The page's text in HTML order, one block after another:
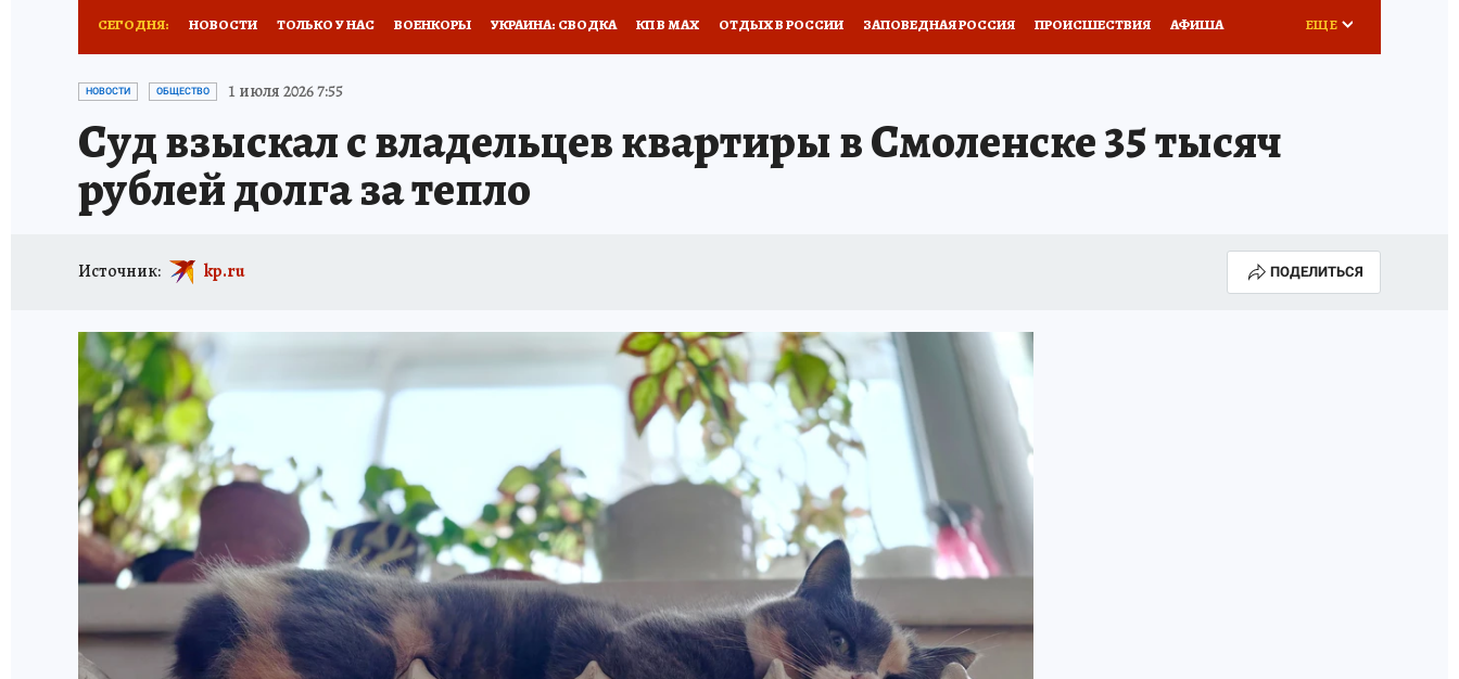
СЕГОДНЯ: НОВОСТИ ТОЛЬКО У НАС ВОЕНКОРЫ УКРАИНА: СВОДКА КП В МАХ ОТДЫХ В РОССИИ ЗАПОВЕДНАЯ РОССИЯ ПРОИСШЕСТВИЯ АФИША
ИСПЫТАНО НА СЕБЕ
ЕЩЕ
НОВОСТИ ОБЩЕСТВО 1 июля 2026 7:55
Суд взыскал с владельцев квартиры в Смоленске 35 тысяч
рублей долга за тепло
Источник: kp.ru ПОДЕЛИТЬСЯ